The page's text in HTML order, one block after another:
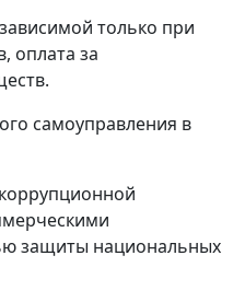
только при
оплата за
самоуправления в
защиты национальных